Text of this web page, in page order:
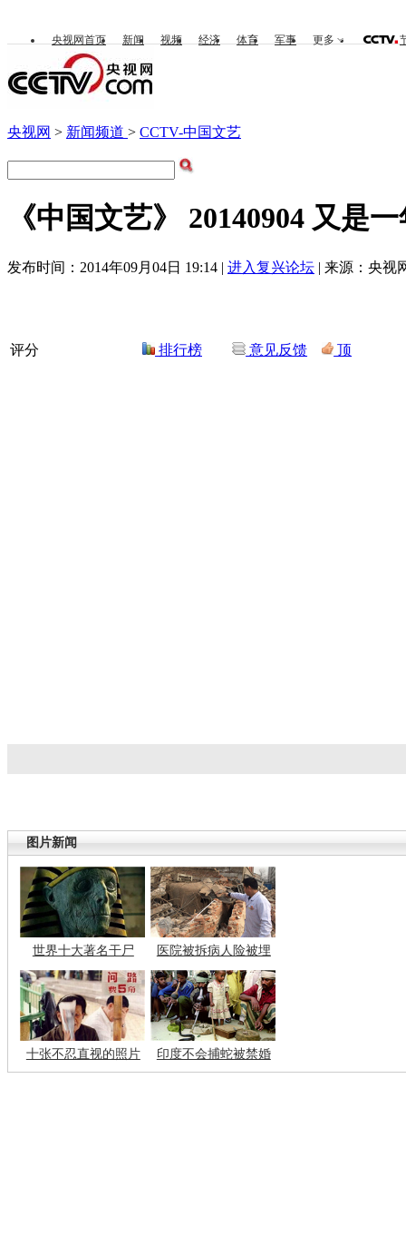
央视网首页 新闻 视频 经济 体育 军事 更多
央视网 > 新闻频道 > CCTV-中国文艺
《中国文艺》 20140904 又是
发布时间：2014年09月04日 19:14 | 进入复兴论坛 | 来源：央视
评分 排行榜 意见反馈 顶
图片新闻
世界十大著名干尸 医院被拆病人险被埋
十张不忍直视的照片 印度不会捕蛇被禁婚